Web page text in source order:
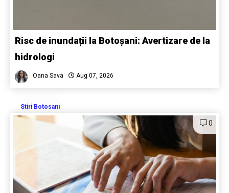
Risc de inundații la Botoșani: Avertizare de la
hidrologi
Oana Sava Aug 07, 2026
Stiri Botosani
0